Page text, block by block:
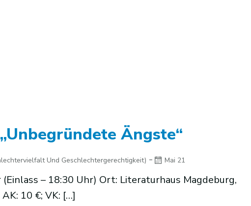
Ängste“
Und Geschlechtergerechtigkeit) - Mai 21
– 18:30 Uhr) Ort: Literaturhaus Magdeburg,
10 €; VK: […]